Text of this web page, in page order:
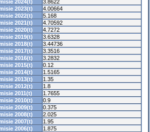
2024(t)
3.8622
2023(t)
4.00664
2022(t)
5.168
2021(t)
4.70592
2020(t)
4.7272
2019(t)
3.6328
2018(t)
3.44736
2017(t)
3.3516
2016(t)
3.2832
2015(t)
0.12
2014(t)
1.5165
2013(t)
1.35
2012(t)
1.8
2011(t)
1.7655
2010(t)
0.9
2009(t)
0.375
2008(t)
2.025
2007(t)
1.95
2006(t)
1.875